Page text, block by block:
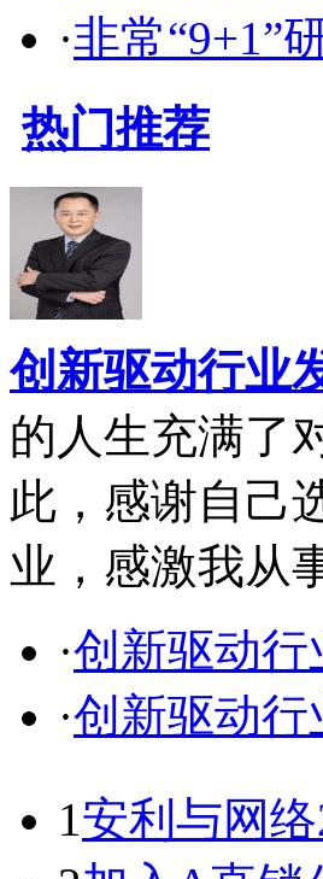
·非常“9+1”
热门推荐
创新驱动行业
的人生充满了
此，感谢自己
业，感激我从
·创新驱动
·创新驱动
1安利与网